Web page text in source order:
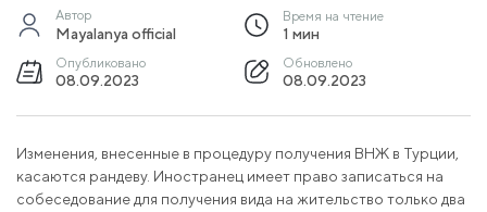
Автор
Mayalanya official
Время на чтение
1 мин
Опубликовано
08.09.2023
Обновлено
08.09.2023
Изменения, внесенные в процедуру получения ВНЖ в Турции,
касаются рандеву. Иностранец имеет право записаться на
собеседование для получения вида на жительство только два